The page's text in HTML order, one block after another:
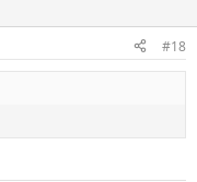
#18